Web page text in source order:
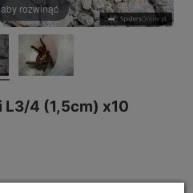
rozwinąć
4 (1,5cm) x10